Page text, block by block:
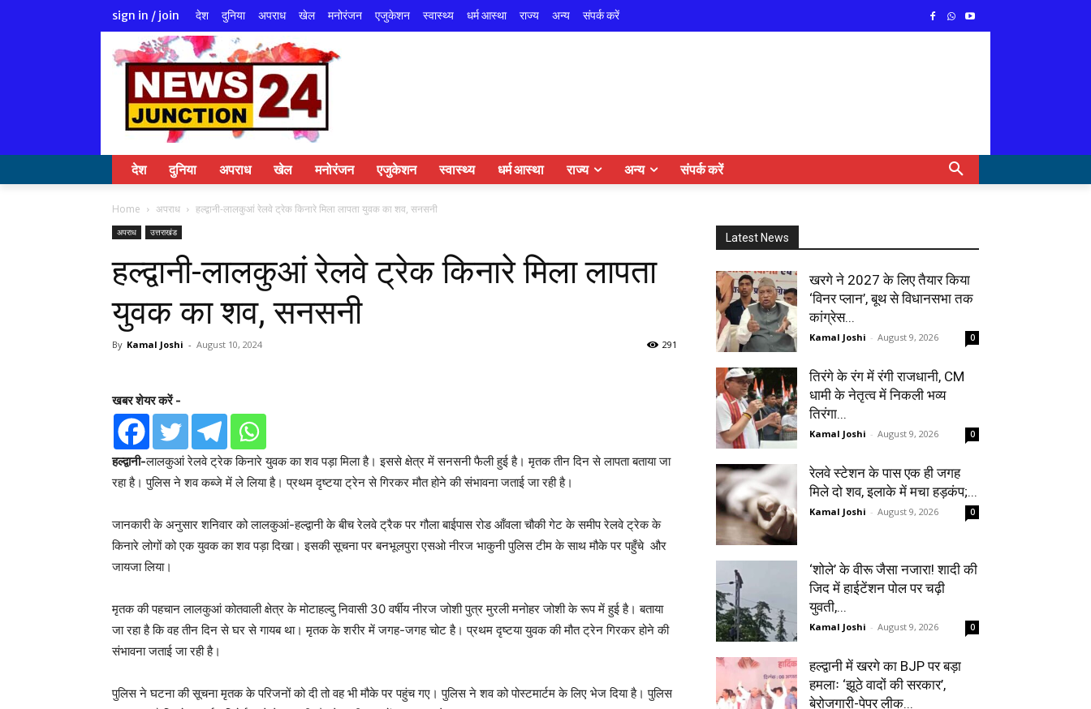
sign in / join देश दुनिया अपराध खेल मनोरंजन एजुकेशन स्वास्थ्य धर्म आस्था राज्य अन्य संपर्क करें
देश दुनिया अपराध खेल मनोरंजन एजुकेशन स्वास्थ्य धर्म आस्था राज्य अन्य संपर्क करें
Home अपराध हल्द्वानी-लालकुआं रेलवे ट्रेक किनारे मिला लापता युवक का शव, सनसनी
अपराध उत्तराखंड
हल्द्वानी-लालकुआं रेलवे ट्रेक किनारे मिला लापता
युवक का शव, सनसनी
By Kamal Joshi - August 10, 2024 291
खबर शेयर करें -
हल्द्वानी-लालकुआं रेलवे ट्रेक किनारे युवक का शव पड़ा मिला है। इससे क्षेत्र में सनसनी फैली हुई है। मृतक तीन दिन से लापता बताया जा
रहा है। पुलिस ने शव कब्जे में ले लिया है। प्रथम दृष्टया ट्रेन से गिरकर मौत होने की संभावना जताई जा रही है।
जानकारी के अनुसार शनिवार को लालकुआं-हल्द्वानी के बीच रेलवे ट्रैक पर गौला बाईपास रोड आँवला चौकी गेट के समीप रेलवे ट्रेक के
किनारे लोगों को एक युवक का शव पड़ा दिखा। इसकी सूचना पर बनभूलपुरा एसओ नीरज भाकुनी पुलिस टीम के साथ मौके पर पहुँचे और
जायजा लिया।
मृतक की पहचान लालकुआं कोतवाली क्षेत्र के मोटाहल्दु निवासी 30 वर्षीय नीरज जोशी पुत्र मुरली मनोहर जोशी के रूप में हुई है। बताया
जा रहा है कि वह तीन दिन से घर से गायब था। मृतक के शरीर में जगह-जगह चोट है। प्रथम दृष्टया युवक की मौत ट्रेन गिरकर होने की
संभावना जताई जा रही है।
पुलिस ने घटना की सूचना मृतक के परिजनों को दी तो वह भी मौके पर पहुंच गए। पुलिस ने शव को पोस्टमार्टम के लिए भेज दिया है। पुलिस
Latest News
खरगे ने 2027 के लिए तैयार किया
‘विनर प्लान’, बूथ से विधानसभा तक
कांग्रेस...
Kamal Joshi - August 9, 2026 0
तिरंगे के रंग में रंगी राजधानी, CM
धामी के नेतृत्व में निकली भव्य
तिरंगा...
Kamal Joshi - August 9, 2026 0
रेलवे स्टेशन के पास एक ही जगह
मिले दो शव, इलाके में मचा हड़कंप;...
Kamal Joshi - August 9, 2026 0
‘शोले’ के वीरू जैसा नजारा! शादी की
जिद में हाईटेंशन पोल पर चढ़ी
युवती,...
Kamal Joshi - August 9, 2026 0
हल्द्वानी में खरगे का BJP पर बड़ा
हमलाः ‘झूठे वादों की सरकार’,
बेरोजगारी-पेपर लीक...